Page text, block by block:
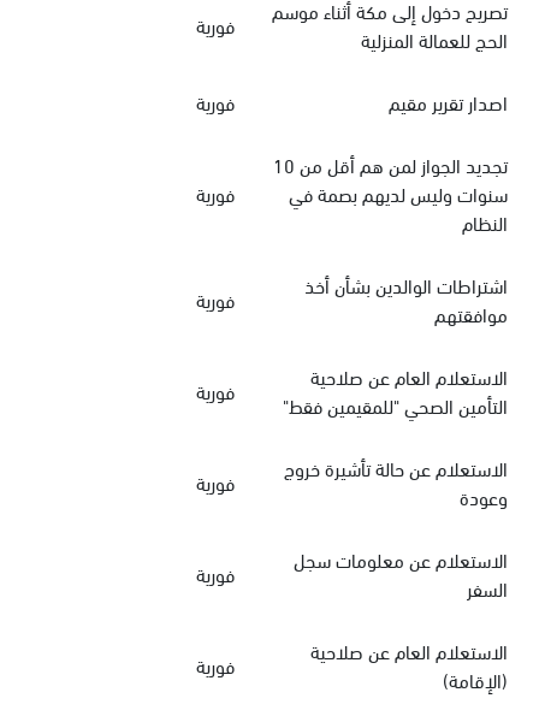
تصريح دخول إلى مكة أثناء موسم
الحج للعمالة المنزلية
فورية
اصدار تقرير مقيم
فورية
تجديد الجواز لمن هم أقل من 10
سنوات وليس لديهم بصمة في
النظام
فورية
اشتراطات الوالدين بشأن أخذ
موافقتهم
فورية
الاستعلام العام عن صلاحية
التأمين الصحي "للمقيمين فقط"
فورية
الاستعلام عن حالة تأشيرة خروج
وعودة
فورية
الاستعلام عن معلومات سجل
السفر
فورية
الاستعلام العام عن صلاحية
(الإقامة)
فورية